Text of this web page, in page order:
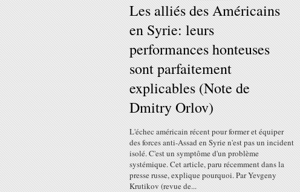
Les alliés des Américains
en Syrie: leurs
performances honteuses
sont parfaitement
explicables (Note de
Dmitry Orlov)
L'échec américain récent pour former et équiper
des forces anti-Assad en Syrie n'est pas un incident
isolé. C'est un symptôme d'un problème
systémique. Cet article, paru récemment dans la
presse russe, explique pourquoi. Par Yevgeny
Krutikov (revue de...